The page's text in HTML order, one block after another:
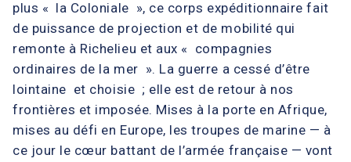
plus « la Coloniale », ce corps expéditionnaire fait
de puissance de projection et de mobilité qui
remonte à Richelieu et aux « compagnies
ordinaires de la mer ». La guerre a cessé d’être
lointaine et choisie ; elle est de retour à nos
frontières et imposée. Mises à la porte en Afrique,
mises au défi en Europe, les troupes de marine — à
ce jour le cœur battant de l’armée française — vont